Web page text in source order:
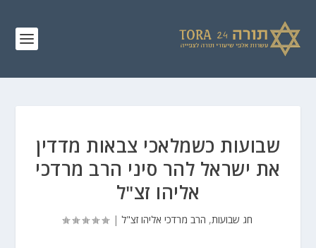
שבועות כשמלאכי צבאות מדדין
את ישראל להר סיני הרב מרדכי
אליהו זצ"ל
חג שבועות, הרב מרדכי אליהו זצ"ל |